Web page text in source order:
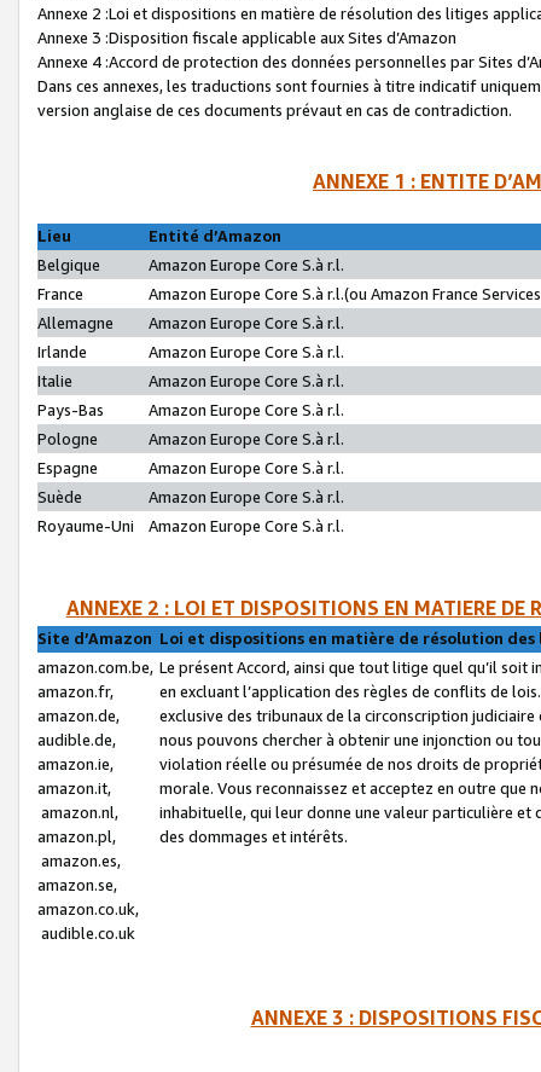
Annexe 2 :Loi et dispositions en matière de résolution des litiges
Annexe 3 :Disposition fiscale applicable aux Sites d’Amazon
Annexe 4 :Accord de protection des données personnelles par Sites
Dans ces annexes, les traductions sont fournies à titre indicatif
version anglaise de ces documents prévaut en cas de contradiction.
ANNEXE 1 : ENTITE
Lieu
Entité d’Amazon
Belgique
Amazon Europe Core S.à r.l.
France
Amazon Europe Core S.à r.l.(ou Amazon France
Allemagne
Amazon Europe Core S.à r.l.
Irlande
Amazon Europe Core S.à r.l.
Italie
Amazon Europe Core S.à r.l.
Pays-Bas
Amazon Europe Core S.à r.l.
Pologne
Amazon Europe Core S.à r.l.
Espagne
Amazon Europe Core S.à r.l.
Suède
Amazon Europe Core S.à r.l.
Royaume-Uni
Amazon Europe Core S.à r.l.
ANNEXE 2 : LOI ET DISPOSITIONS EN MATIERE DE
Site d’Amazon Loi et dispositions en matière de résolution
amazon.com.be,
amazon.fr,
amazon.de,
audible.de,
amazon.ie,
amazon.it,
amazon.nl,
amazon.pl,
amazon.es,
amazon.se,
amazon.co.uk,
audible.co.uk
Le présent Accord, ainsi que tout litige quel qu’il soit
en excluant l’application des règles de conflits de
exclusive des tribunaux de la circonscription
nous pouvons chercher à obtenir une injonction ou
violation réelle ou présumée de nos droits de
morale. Vous reconnaissez et acceptez en outre que
inhabituelle, qui leur donne une valeur particulière
des dommages et intérêts.
ANNEXE 3 : DISPOSITIONS